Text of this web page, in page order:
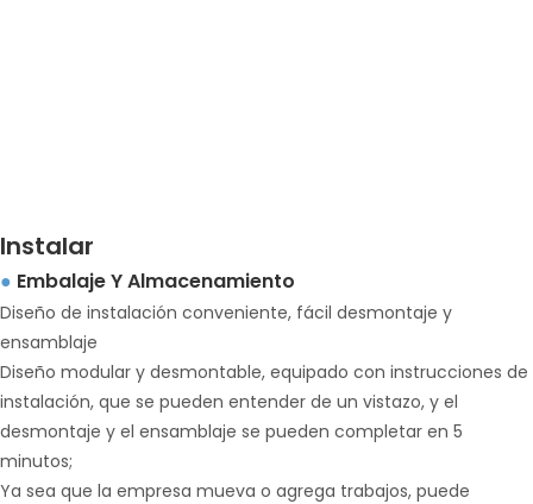
Instalar
● Embalaje Y Almacenamiento
Diseño de instalación conveniente, fácil desmontaje y
ensamblaje
Diseño modular y desmontable, equipado con instrucciones de
instalación, que se pueden entender de un vistazo, y el
desmontaje y el ensamblaje se pueden completar en 5
minutos;
Ya sea que la empresa mueva o agrega trabajos, puede